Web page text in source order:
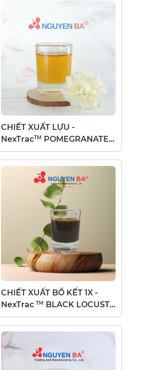
CHIẾT XUẤT LỰU -
NexTracTM POMEGRANATE
P LC
CHIẾT XUẤT BỒ KẾT 1X -
NexTrac TM
BLACK LOCUST
F HC